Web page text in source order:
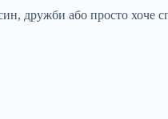
дружби або просто хоче